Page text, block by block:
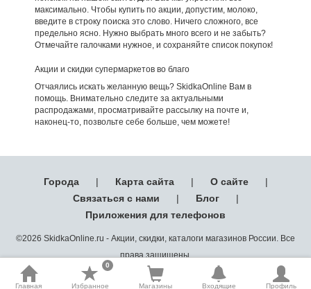
максимально. Чтобы купить по акции, допустим, молоко,
введите в строку поиска это слово. Ничего сложного, все
предельно ясно. Нужно выбрать много всего и не забыть?
Отмечайте галочками нужное, и сохраняйте список покупок!
Акции и скидки супермаркетов во благо
Отчаялись искать желанную вещь? SkidkaOnline Вам в
помощь. Внимательно следите за актуальными
распродажами, просматривайте рассылку на почте и,
наконец-то, позвольте себе больше, чем можете!
Города | Карта сайта | О сайте
|
Связаться с нами
| Блог
|
Приложения для телефонов
©2026 SkidkaOnline.ru - Акции, скидки, каталоги магазинов России. Все
права защищены.
Главная Избранное
0
Магазины Входящие Профиль